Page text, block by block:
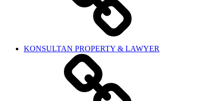
KONSULTAN PROPERTY & LAWYER